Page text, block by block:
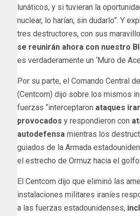
lunáticos, y si tuvieran la
nuclear, lo harían, sin dudarlo”. Y
tres destructores, con sus
se reunirán ahora con nuestro
es verdaderamente un ‘Muro de
Por su parte, el Comando Central
(Centcom) dijo sobre los mismos
fuerzas “interceptaron ataques
provocados y respondieron con
autodefensa mientras los
guiados de la Armada
el estrecho de Ormuz hacia el golfo
El Centcom dijo que eliminó las
instalaciones militares iraníes
a las fuerzas estadounidenses,